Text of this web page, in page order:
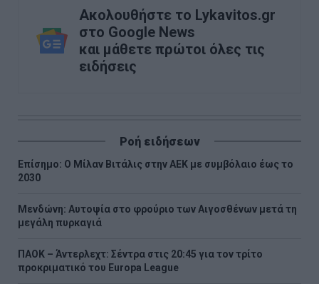
Ακολουθήστε το Lykavitos.gr
στο Google News
και μάθετε πρώτοι όλες τις
ειδήσεις
Ροή ειδήσεων
Επίσημο: Ο Μίλαν Βιτάλις στην ΑΕΚ με συμβόλαιο έως το
2030
Μενδώνη: Αυτοψία στο φρούριο των Αιγοσθένων μετά τη
μεγάλη πυρκαγιά
ΠΑΟΚ – Άντερλεχτ: Σέντρα στις 20:45 για τον τρίτο
προκριματικό του Europa League